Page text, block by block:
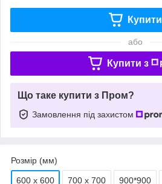
Купити
або
Купити з
Що таке купити з Пром?
Замовлення під захистом
Розмір (мм)
600 х 600 700 х 700 900*900